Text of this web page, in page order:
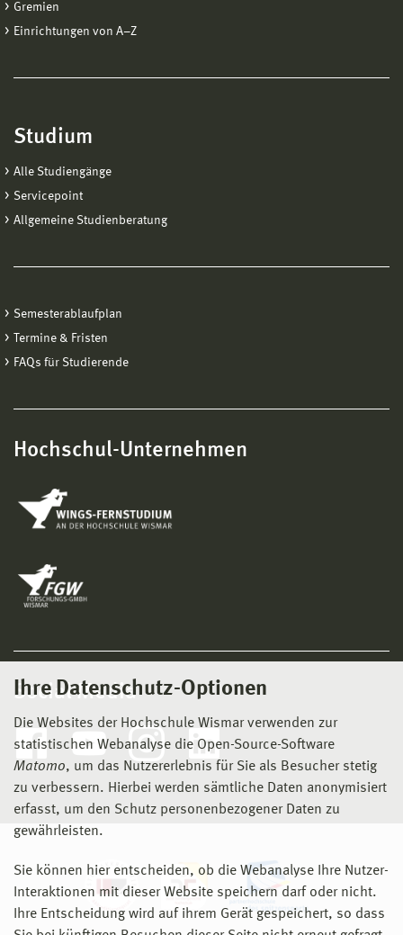
Ihre Datenschutz-Optionen
Die Websites der Hochschule Wismar verwenden zur
statistischen Webanalyse die Open-Source-Software
Matomo, um das Nutzererlebnis für Sie als Besucher stetig
zu verbessern. Hierbei werden sämtliche Daten anonymisiert
erfasst, um den Schutz personenbezogener Daten zu
gewährleisten.
Sie können hier entscheiden, ob die Webanalyse Ihre Nutzer-
Interaktionen mit dieser Website speichern darf oder nicht.
Ihre Entscheidung wird auf ihrem Gerät gespeichert, so dass
Gremien
Einrichtungen von A−Z
Studium
Alle Studiengänge
Servicepoint
Allgemeine Studienberatung
Semesterablaufplan
Termine & Fristen
FAQs für Studierende
Hochschul-Unternehmen
Social Media